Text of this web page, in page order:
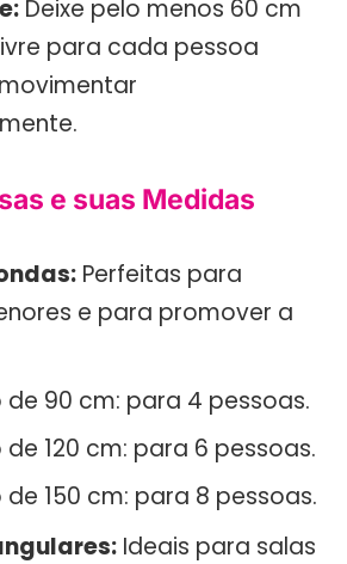
Deixe pelo menos 60 cm
para cada pessoa
e suas Medidas
Perfeitas para
e para promover a
de 90 cm: para 4 pessoas.
120 cm: para 6 pessoas.
150 cm: para 8 pessoas.
Ideais para salas